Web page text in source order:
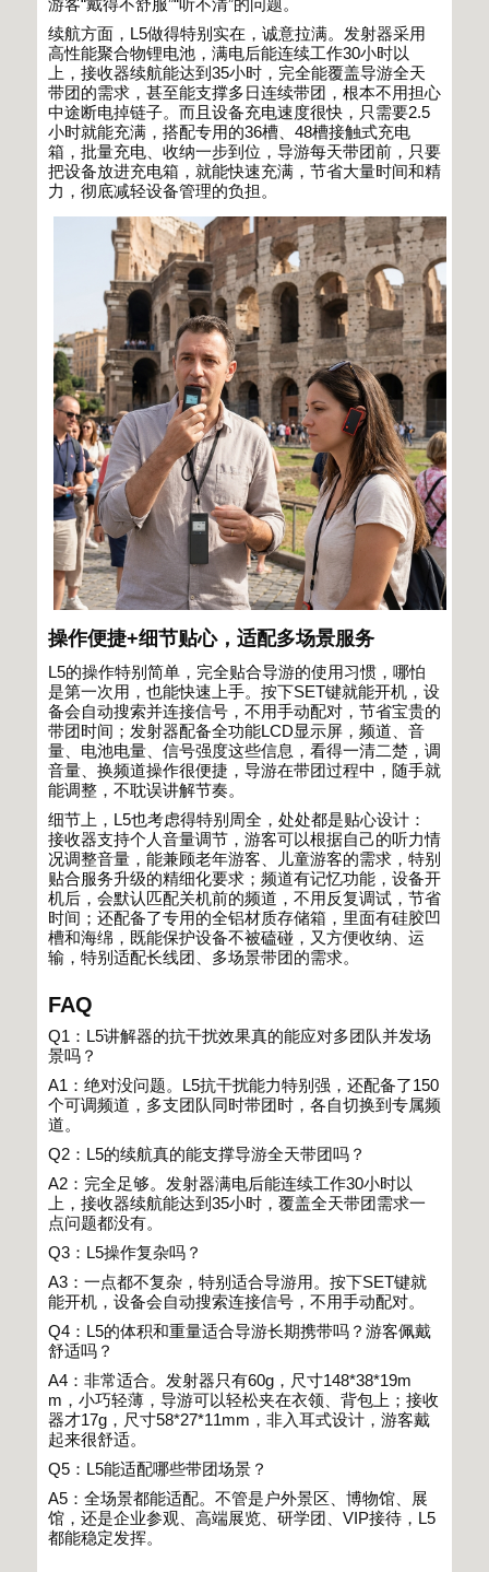
游客“戴得不舒服”“听不清”的问题。
续航方面， L5做得特别实在，诚意拉满。发射器采用
高性能聚合物锂电池，满电后能连续工作30小时以
上，接收器续航能达到 35小时，完全能覆盖导游全天
带团的需求，甚至能支撑多日连续带团，根本不用担心
中途断电掉链子。而且设备充电速度很快，只需要2.5
小时就能充满，搭配专用的36槽、 48槽接触式充电
箱，批量充电、收纳一步到位，导游每天带团前，只要
把设备放进充电箱，就能快速充满，节省大量时间和精
力，彻底减轻设备管理的负担。
操作便捷+细节贴心，适配多场景服务
L5的操作特别简单，完全贴合导游的使用习惯，哪怕
是第一次用，也能快速上手。按下SET键就能开机，设
备会自动搜索并连接信号，不用手动配对，节省宝贵的
带团时间；发射器配备全功能LCD显示屏，频道、音
量、电池电量、信号强度这些信息，看得一清二楚，调
音量、换频道操作很便捷，导游在带团过程中，随手就
能调整，不耽误讲解节奏。
细节上， L5也考虑得特别周全，处处都是贴心设计：
接收器支持个人音量调节，游客可以根据自己的听力情
况调整音量，能兼顾老年游客、儿童游客的需求，特别
贴合服务升级的精细化要求；频道有记忆功能，设备开
机后，会默认匹配关机前的频道，不用反复调试，节省
时间；还配备了专用的全铝材质存储箱，里面有硅胶凹
槽和海绵，既能保护设备不被磕碰，又方便收纳、运
输，特别适配长线团、多场景带团的需求。
FAQ
Q1 ： L5讲解器的抗干扰效果真的能应对多团队并发场
景吗？
A1 ：绝对没问题。 L5抗干扰能力特别强，还配备了150
个可调频道，多支团队同时带团时，各自切换到专属频
道。
Q2 ： L5的续航真的能支撑导游全天带团吗？
A2 ：完全足够。发射器满电后能连续工作30小时以
上，接收器续航能达到 35小时，覆盖全天带团需求一
点问题都没有。
Q3 ： L5操作复杂吗？
A3 ：一点都不复杂，特别适合导游用。按下SET键就
能开机，设备会自动搜索连接信号，不用手动配对。
Q4 ： L5的体积和重量适合导游长期携带吗？游客佩戴
舒适吗？
A4 ：非常适合。发射器只有60g ，尺寸148*38*19m
m ，小巧轻薄，导游可以轻松夹在衣领、背包上；接收
器才17g ，尺寸58*27*11mm ，非入耳式设计，游客戴
起来很舒适。
Q5 ： L5能适配哪些带团场景 ？
A5 ：全场景都能适配。不管是户外景区、博物馆、展
馆，还是企业参观、高端展览、研学团、 VIP接待， L5
都能稳定发挥。